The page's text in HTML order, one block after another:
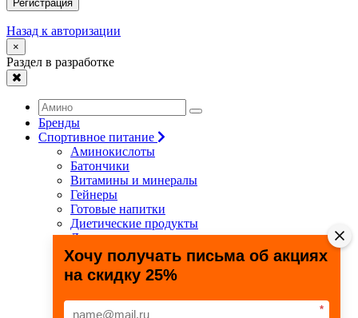
Регистрация
Назад к авторизации
×
Раздел в разработке
Бренды
Спортивное питание
Аминокислоты
Батончики
Витамины и минералы
Гейнеры
Готовые напитки
Диетические продукты
Для связок и суставов
Жиросжигатели
Здоровье и долголетие
Креатин
Специальные препараты
Хочу получать письма об акциях
на скидку 25%
*